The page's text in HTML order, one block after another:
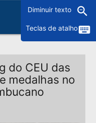
Diminuir texto zoom_out
Teclas de atalhokeyboard
do CEU das
medalhas no